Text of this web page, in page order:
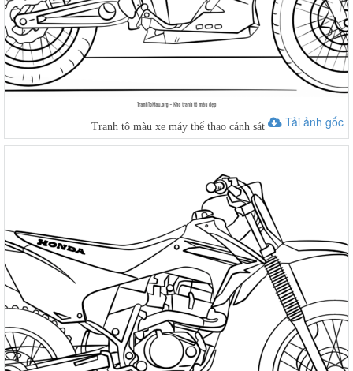
Tải ảnh gốc
Tranh tô màu xe máy thể thao cảnh sát